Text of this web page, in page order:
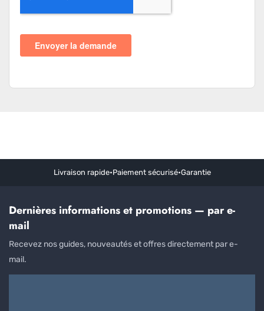
Livraison rapide•Paiement sécurisé•Garantie
Dernières informations et promotions — par e-
mail
Recevez nos guides, nouveautés et offres directement par e-
mail.